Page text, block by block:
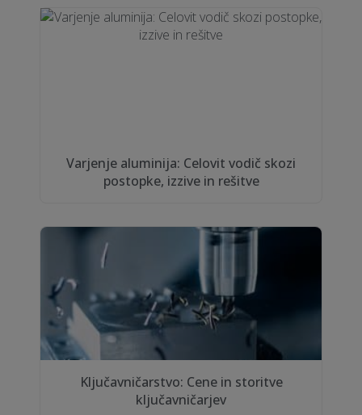
Varjenje aluminija: Celovit vodič skozi
postopke, izzive in rešitve
Ključavničarstvo: Cene in storitve
ključavničarjev